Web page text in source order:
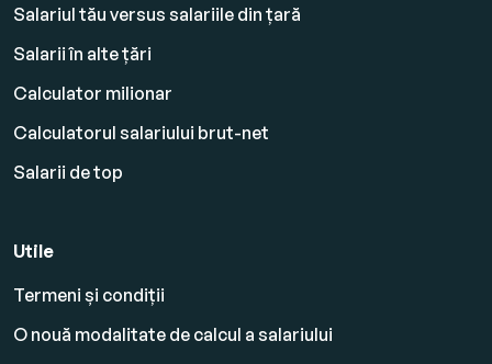
Salariul tău versus salariile din țară
Salarii în alte țări
Calculator milionar
Calculatorul salariului brut-net
Salarii de top
Utile
Termeni și condiții
O nouă modalitate de calcul a salariului